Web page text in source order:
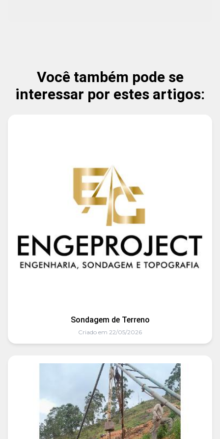
Você também pode se
interessar por estes artigos:
Sondagem de Terreno
Criado em 22/05/2026